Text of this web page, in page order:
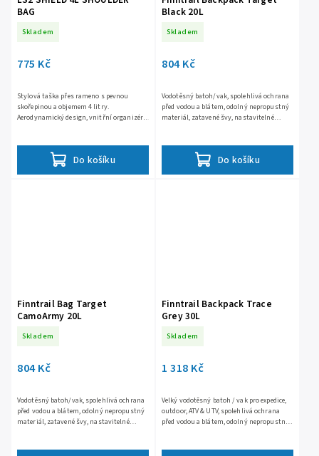
BAG
Skladem
775 Kč
Do košíku
Stylová taška přes rameno s pevnou
skořepinou a objemem 4 litry.
Aerodynamický design, vnitřní organizér,
Black 20L
Skladem
804 Kč
Do košíku
Vodotěsný batoh/vak, spolehlivá ochrana
před vodou a blátem, odolný nepropustný
materiál, zatavené švy, nastavitelné
Finntrail Bag Target
CamoArmy 20L
Skladem
804 Kč
Vodotěsný batoh/vak, spolehlivá ochrana
před vodou a blátem, odolný nepropustný
materiál, zatavené švy, nastavitelné
Finntrail Backpack Trace
Grey 30L
Skladem
1 318 Kč
Velký vodotěsný batoh / vak pro expedice,
outdoor, ATV & UTV, spolehlivá ochrana
před vodou a blátem, odolný nepropustný